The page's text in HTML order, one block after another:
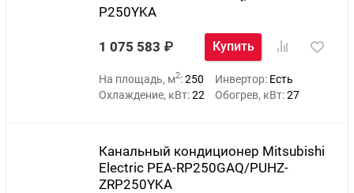
P250YKA
1 075 583 Купить
На площадь, м2:250 Инвертор: Есть
Охлаждение, кВт:22 Обогрев, кВт:27
Канальный кондиционер Mitsubishi
Electric PEA-RP250GAQ/PUHZ-
ZRP250YKA